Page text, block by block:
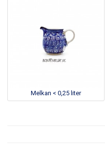
Melkan < 0,25 liter